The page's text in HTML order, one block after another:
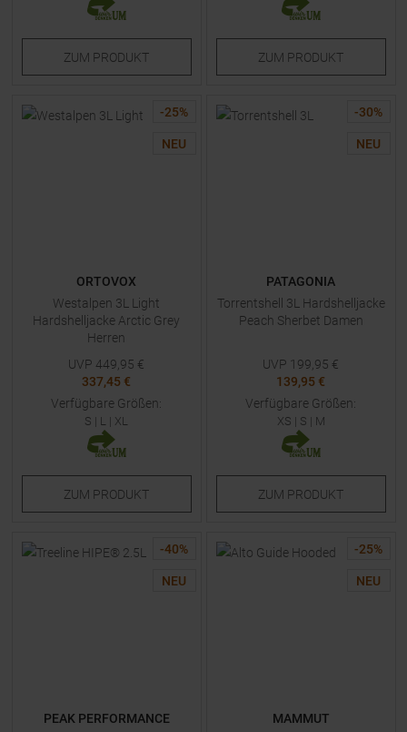
ZUM PRODUKT ZUM PRODUKT
-25%
NEU
ORTOVOX
Westalpen 3L Light
Hardshelljacke Arctic Grey
Herren
UVP 449,95 €
337,45 €
Verfügbare Größen:
S | L | XL
ZUM PRODUKT
-30%
NEU
PATAGONIA
Torrentshell 3L Hardshelljacke
Peach Sherbet Damen
UVP 199,95 €
139,95 €
Verfügbare Größen:
XS | S | M
ZUM PRODUKT
-40%
NEU
PEAK PERFORMANCE
-25%
NEU
MAMMUT